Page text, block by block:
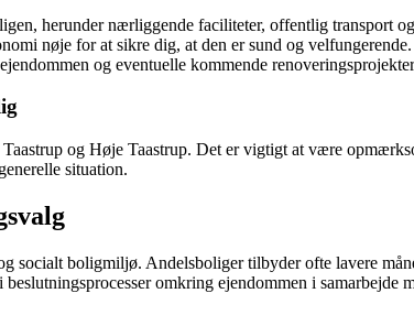
herunder nærliggende faciliteter, offentlig transport
nøje for at sikre dig, at den er sund og velfungerende.
og eventuelle kommende
og Høje Taastrup. Det er vigtigt at være
situation.
socialt boligmiljø. Andelsboliger tilbyder ofte lavere
omkring ejendommen i samarbejde